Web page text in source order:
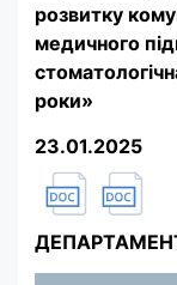
розвитку
медичного
роки»
23.01.2025